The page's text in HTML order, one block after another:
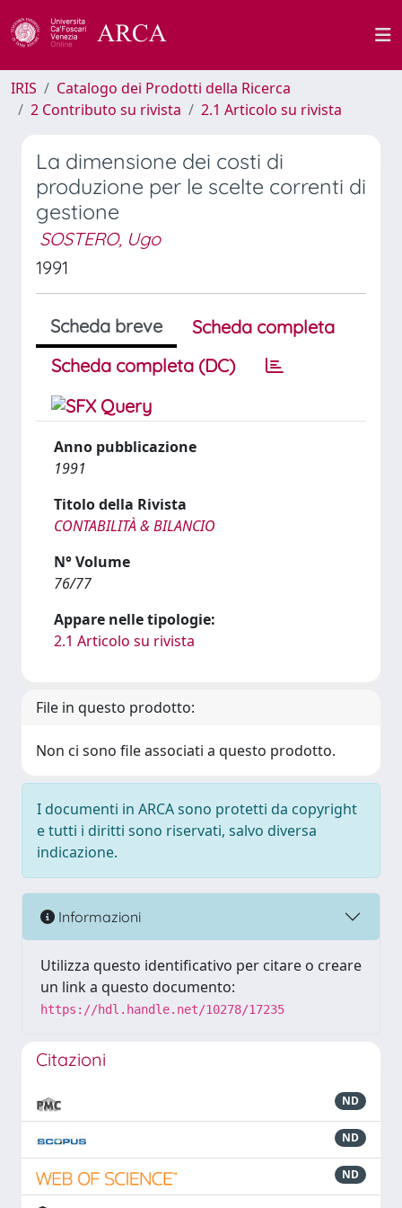
IRIS
Catalogo dei Prodotti della Ricerca
2 Contributo su rivista
2.1 Articolo su rivista
La dimensione dei costi di
produzione per le scelte correnti di
gestione
SOSTERO, Ugo
1991
Scheda breve
Scheda completa
Scheda completa (DC)
Anno pubblicazione
1991
Titolo della Rivista
CONTABILITÀ & BILANCIO
N° Volume
76/77
Appare nelle tipologie:
2.1 Articolo su rivista
File in questo prodotto:
Non ci sono file associati a questo prodotto.
I documenti in ARCA sono protetti da copyright
e tutti i diritti sono riservati, salvo diversa
indicazione.
Informazioni
Utilizza questo identificativo per citare o creare
un link a questo documento:
https://hdl.handle.net/10278/17235
Citazioni
ND
ND
ND